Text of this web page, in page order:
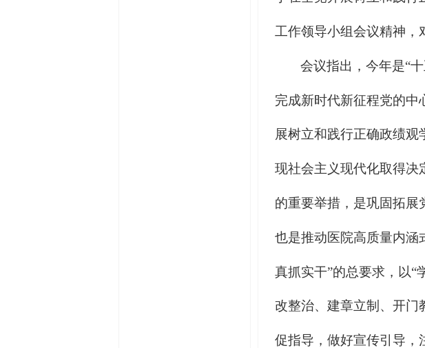
工作领导小组会议精神，
会议指出，今年是“
完成新时代新征程党的
展树立和践行正确政绩
现社会主义现代化取得决
的重要举措，是巩固拓展
也是推动医院高质量内涵
真抓实干”的总要求，以“
改整治、建章立制、开门
促指导，做好宣传引导，